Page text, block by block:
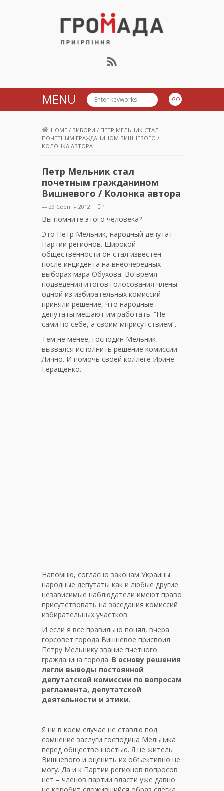
Громада Приірпіння
MENU
HOME / ВИБОРИ / ПЕТР МЕЛЬНИК СТАЛ
ПОЧЕТНЫМ ГРАЖДАНИНОМ ВИШНЕВОГО /
КОЛОНКА АВТОРА
Петр Мельник стал
почетным гражданином
Вишневого / Колонка автора
— 29 Серпня 2012 1
Вы помните этого человека?
Это Петр Мельник, народный депутат
Партии регионов. Широкой
общественности он стал известен
после инцидента на внеочередных
выборах мэра Обухова. Во время
подведения итогов голосования члены
одной из избирательных комиссий
приняли решение, что народные
депутаты мешают им работать. “Не
сами по себе, а своим мприсутствием”.
Тем не менее, господин Мельник
вызвался исполнить решение комиссии.
Лично. И помочь своей коллеге Ирине
Геращенко.
Напомню, согласно законам Украины
народные депутаты как и любые другие
независимые наблюдатели имеют право
присутствовать на заседания комиссий
избирательных участков.
И если я все правильно понял, вчера
горсовет города Вишневое присвоил
Петру Мельнику звание пчетного
гражданина города. В основу решения
легли выводы постоянной
депутатской комиссии по вопросам
регламента, депутатской
деятельности и этики.
Я ни в коем случае не ставлю под
сомнение заслуги господина Мельника
перед общественностью. Я не житель
Вишневого и оценить их объективно не
могу. Да и к Партии регионов вопросов
нет – членов партии власти уже давно